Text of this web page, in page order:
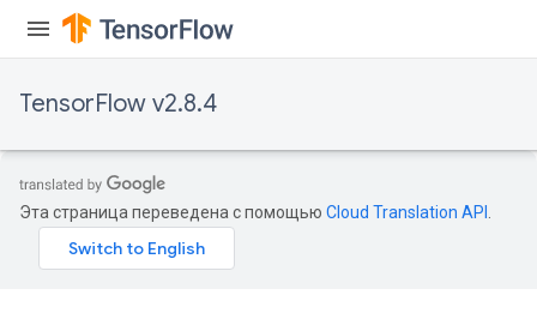
TensorFlow v2.8.4
Эта страница переведена с помощью Cloud Translation API